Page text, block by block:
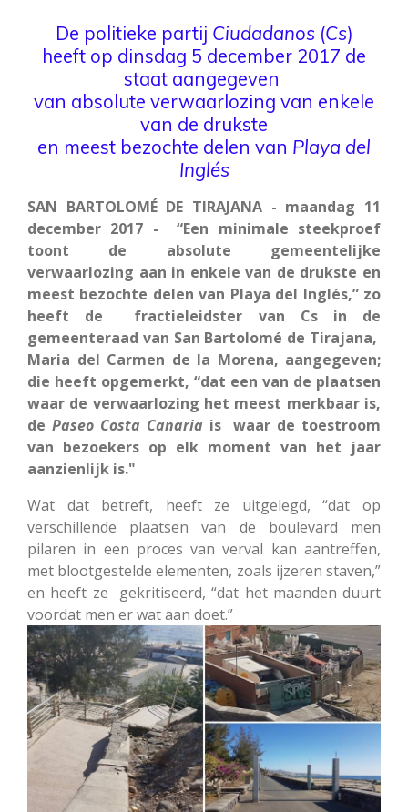
De politieke partij Ciudadanos (Cs)
heeft op dinsdag 5 december 2017 de
staat aangegeven
van absolute verwaarlozing van enkele
van de drukste
en meest bezochte delen van Playa del
Inglés
SAN BARTOLOMÉ DE TIRAJANA - maandag 11
december 2017 - “Een minimale steekproef
toont de absolute gemeentelijke
verwaarlozing aan in enkele van de drukste en
meest bezochte delen van Playa del Inglés,” zo
heeft de fractieleidster van Cs in de
gemeenteraad van San Bartolomé de Tirajana,
Maria del Carmen de la Morena, aangegeven;
die heeft opgemerkt, “dat een van de plaatsen
waar de verwaarlozing het meest merkbaar is,
de Paseo Costa Canaria is waar de toestroom
van bezoekers op elk moment van het jaar
aanzienlijk is."
Wat dat betreft, heeft ze uitgelegd, “dat op
verschillende plaatsen van de boulevard men
pilaren in een proces van verval kan aantreffen,
met blootgestelde elementen, zoals ijzeren staven,”
en heeft ze gekritiseerd, “dat het maanden duurt
voordat men er wat aan doet.”